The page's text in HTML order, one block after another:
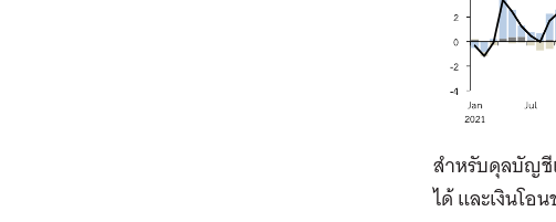
สำหรับดุลบัญชี
ได้ และเงินโอ